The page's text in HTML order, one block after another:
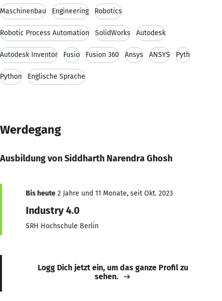
Maschinenbau Engineering Robotics
Robotic Process Automation SolidWorks Autodesk
Autodesk Inventor Fusio Fusion 360 Ansys ANSYS Pyth
Python Englische Sprache
Werdegang
Ausbildung von Siddharth Narendra Ghosh
Bis heute 2 Jahre und 11 Monate, seit Okt. 2023
Industry 4.0
SRH Hochschule Berlin
Logg Dich jetzt ein, um das ganze Profil zu
sehen.